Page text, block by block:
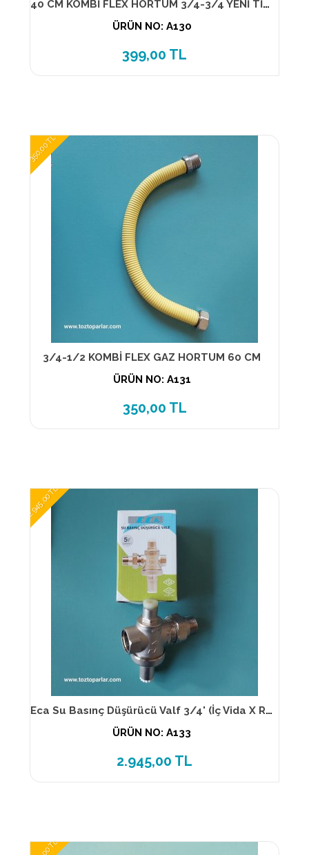
40 CM KOMBİ FLEX HORTUM 3/4-3/4 YENİ TİP 13890
ÜRÜN NO: A130
399,00 TL
350,00 TL
3/4-1/2 KOMBİ FLEX GAZ HORTUM 60 CM
ÜRÜN NO: A131
350,00 TL
2.945,00 TL
Eca Su Basınç Düşürücü Valf 3/4' (İç Vida X Rakorlu)
ÜRÜN NO: A133
2.945,00 TL